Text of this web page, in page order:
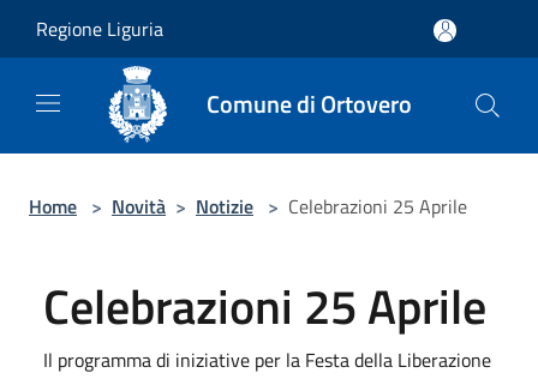
Regione Liguria
Comune di Ortovero
Home > Novità > Notizie > Celebrazioni 25 Aprile
Celebrazioni 25 Aprile
Il programma di iniziative per la Festa della Liberazione